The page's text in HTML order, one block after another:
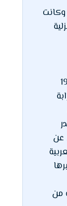
فريش لعام 1987 ، وكانت
1987
عن
من